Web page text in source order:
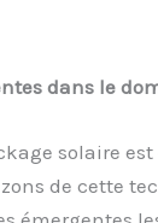
dans le
solaire
de cette